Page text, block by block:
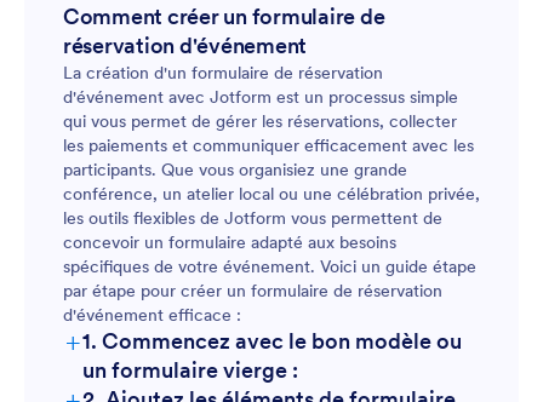
Comment créer un formulaire de
réservation d'événement
La création d'un formulaire de réservation
d'événement avec Jotform est un processus simple
qui vous permet de gérer les réservations, collecter
les paiements et communiquer efficacement avec les
participants. Que vous organisiez une grande
conférence, un atelier local ou une célébration privée,
les outils flexibles de Jotform vous permettent de
concevoir un formulaire adapté aux besoins
spécifiques de votre événement. Voici un guide étape
par étape pour créer un formulaire de réservation
d'événement efficace :
+1. Commencez avec le bon modèle ou
un formulaire vierge :